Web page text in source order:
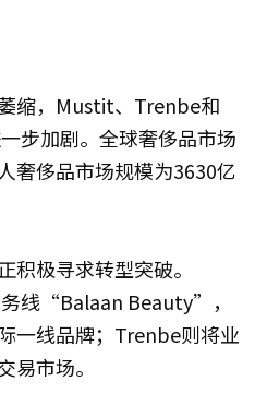
缩，Mustit、Trenbe和
步加剧。全球奢侈品市场
奢侈品市场规模为3630亿
积极寻求转型突破。
线“Balaan Beauty”，
一线品牌；Trenbe则将业
易市场。